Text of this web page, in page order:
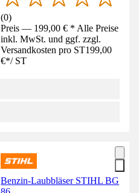
(0)
Preis — 199,00 € * Alle Preise
inkl. MwSt. und ggf. zzgl.
Versandkosten pro ST199,00
€*/ ST
Benzin-Laubbläser STIHL BG